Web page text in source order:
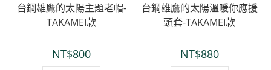
台鋼雄鷹的太陽主題老帽-
TAKAMEI款
NT$800
台鋼雄鷹的太陽溫暖你應援
頭套-TAKAMEI款
NT$880